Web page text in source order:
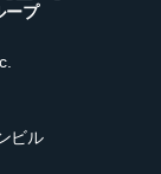
ープ
ビル